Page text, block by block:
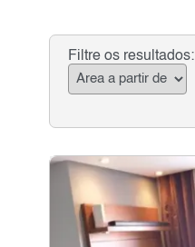
Filtre os resultados: